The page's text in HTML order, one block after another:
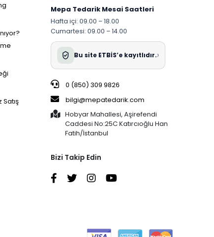
Mepa Tedarik Mesai Saatleri
Hafta içi: 09.00 – 18.00
Cumartesi: 09.00 – 14.00
Bu site ETBİS’e kayıtlıdır.›
0 (850) 309 9826
bilgi@mepatedarik.com
Hobyar Mahallesi, Aşirefendi
Caddesi No:25C Katırcıoğlu Han
Fatih/İstanbul
Bizi Takip Edin